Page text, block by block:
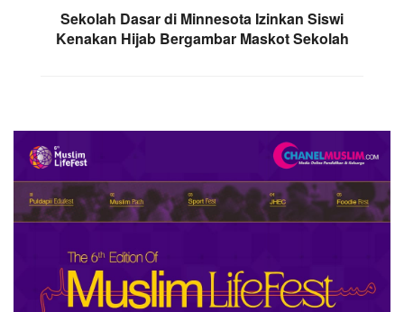
Sekolah Dasar di Minnesota Izinkan Siswi
Kenakan Hijab Bergambar Maskot Sekolah